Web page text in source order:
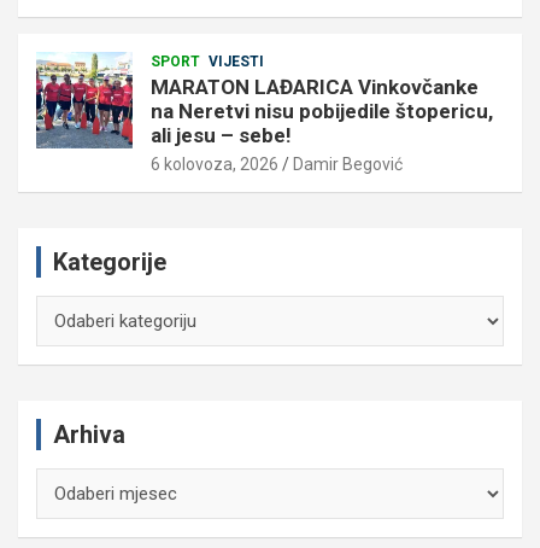
SPORT VIJESTI
MARATON LAĐARICA Vinkovčanke
na Neretvi nisu pobijedile štopericu,
ali jesu – sebe!
6 kolovoza, 2026 Damir Begović
Kategorije
Arhiva